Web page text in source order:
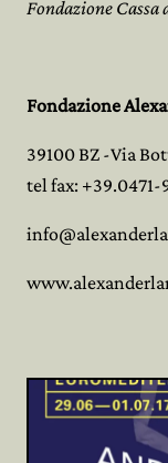
Fondazione
Fondazione
39100 BZ -Via
tel fax: +39.0471-